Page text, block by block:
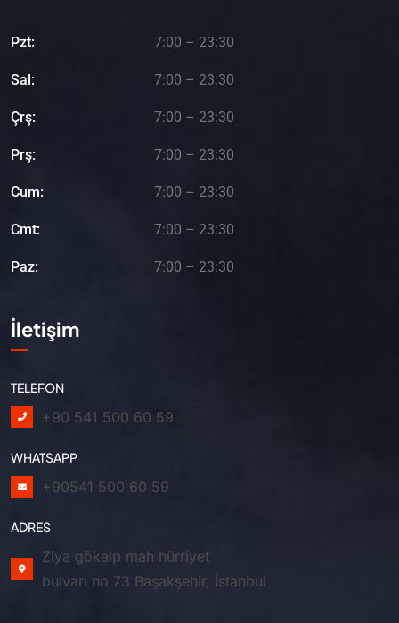
Pzt: 7:00 – 23:30
Sal: 7:00 – 23:30
Çrş: 7:00 – 23:30
Prş: 7:00 – 23:30
Cum: 7:00 – 23:30
Cmt: 7:00 – 23:30
Paz: 7:00 – 23:30
İletişim
TELEFON
+90 541 500 60 59
WHATSAPP
+90541 500 60 59
ADRES
Ziya gökalp mah hürriyet
bulvarı no 73 Başakşehir, İstanbul